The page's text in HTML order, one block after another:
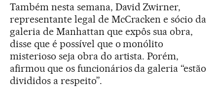
Também nesta semana, David Zwirner,
representante legal de McCracken e sócio da
galeria de Manhattan que expôs sua obra,
disse que é possível que o monólito
misterioso seja obra do artista. Porém,
afirmou que os funcionários da galeria “estão
divididos a respeito”.